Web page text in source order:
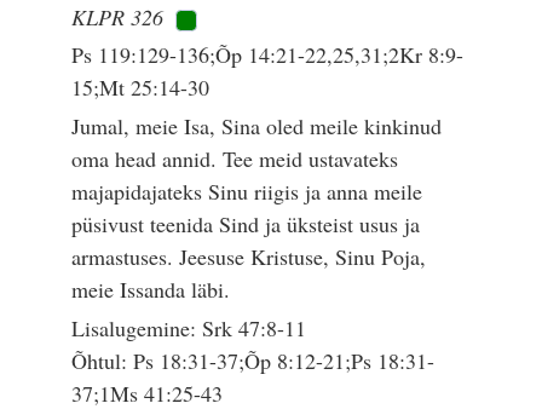
KLPR 326
Ps 119:129-136;Õp 14:21-22,25,31;2Kr 8:9-
15;Mt 25:14-30
Jumal, meie Isa, Sina oled meile kinkinud
oma head annid. Tee meid ustavateks
majapidajateks Sinu riigis ja anna meile
püsivust teenida Sind ja üksteist usus ja
armastuses. Jeesuse Kristuse, Sinu Poja,
meie Issanda läbi.
Lisalugemine: Srk 47:8-11
Õhtul: Ps 18:31-37;Õp 8:12-21;Ps 18:31-
37;1Ms 41:25-43